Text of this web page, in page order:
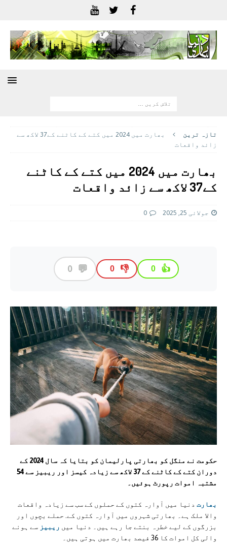
تازہ ترين
بھارت میں 2024 میں کتے کے کاٹنے کے37 لاکھ سے
زائد واقعات
بھارت میں 2024 میں کتے کے کاٹنے
کے37 لاکھ سے زائد واقعات
جولائی 25, 2025 0
👍
0
👎
0
💬
0
حکومت نے منگل کو بھارتی پارلیمان کو بتایا کہ سال 2024 کے
دوران کتے کے کاٹنے کے 37 لاکھ سے زیادہ کیسز اور ریبیز سے 54
مشتبہ اموات رپورٹ ہوئیں۔
بھارت دنیا میں آوارہ کتوں کے حملوں کے سب سے زیادہ واقعات
والا ملک ہے۔ بھارتی شہروں میں آوارہ کتوں کے. حملے بچوں اور
بزرگوں کے لیے خطرہ بنتے جا رہے ہیں۔ دنیا میں ریبیز سے ہونے
والی کل اموات کا 36 فیصد بھارت میں ہوتی ہیں۔